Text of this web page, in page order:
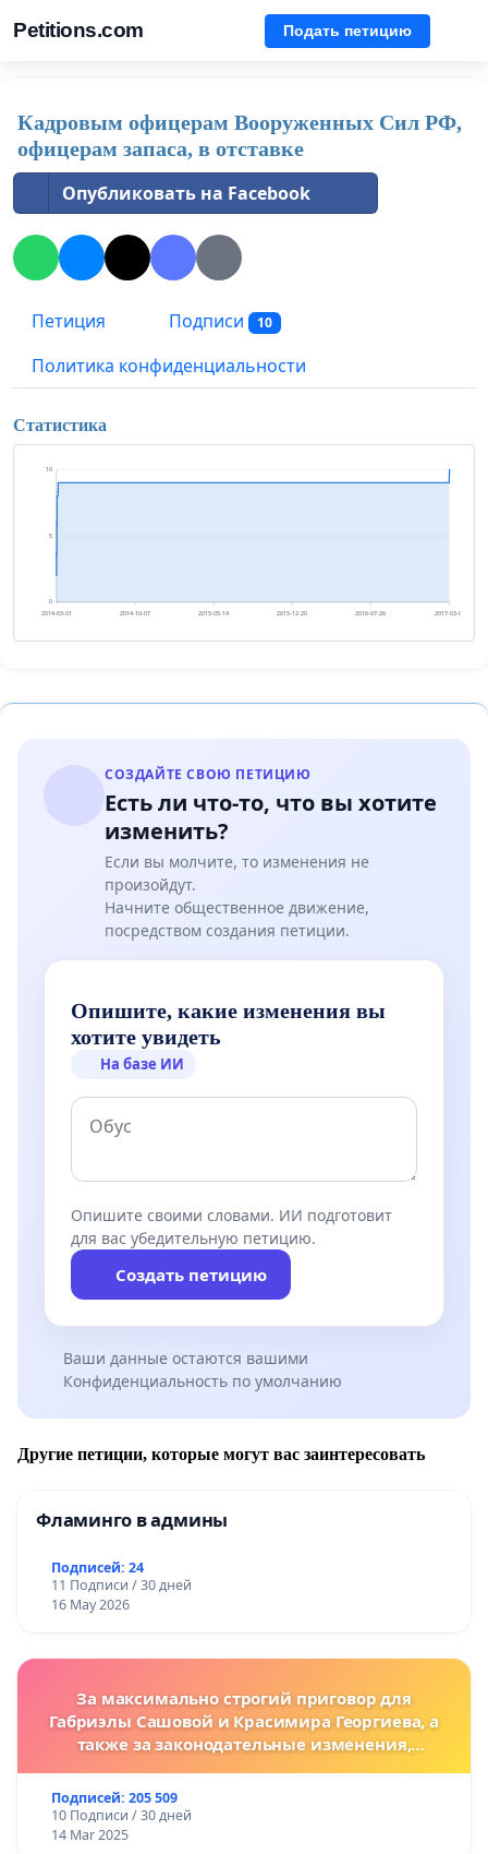
Petitions.com Подать петицию
Кадровым офицерам Вооруженных Сил РФ,
офицерам запаса, в отставке
Опубликовать на Facebook
Петиция Подписи 10
Политика конфиденциальности
Статистика
0
5
10
2014-03-01 2014-10-07 2015-05-14 2015-12-20 2016-07-26 2017-03-03
СОЗДАЙТЕ СВОЮ ПЕТИЦИЮ
Есть ли что-то, что вы хотите
изменить?
Если вы молчите, то изменения не
произойдут.
Начните общественное движение,
посредством создания петиции.
Опишите, какие изменения вы
хотите увидеть
На базе ИИ
Опишите своими словами. ИИ подготовит
для вас убедительную петицию.
Создать петицию
Ваши данные остаются вашими
Конфиденциальность по умолчанию
Другие петиции, которые могут вас заинтересовать
Фламинго в админы
Подписей: 24
11 Подписи / 30 дней
16 May 2026
За максимально строгий приговор для
Габриэлы Сашовой и Красимира Георгиева, а
также за законодательные изменения,
за преступления против животных!
Подписей: 205 509
10 Подписи / 30 дней
14 Mar 2025